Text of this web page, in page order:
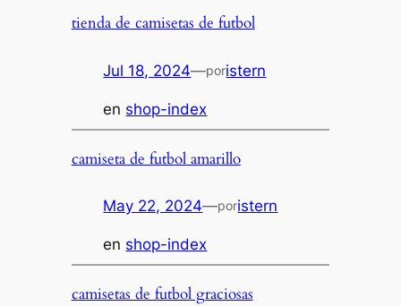
tienda de camisetas de futbol
Jul 18, 2024—poristern
en shop-index
camiseta de futbol amarillo
May 22, 2024—poristern
en shop-index
camisetas de futbol graciosas